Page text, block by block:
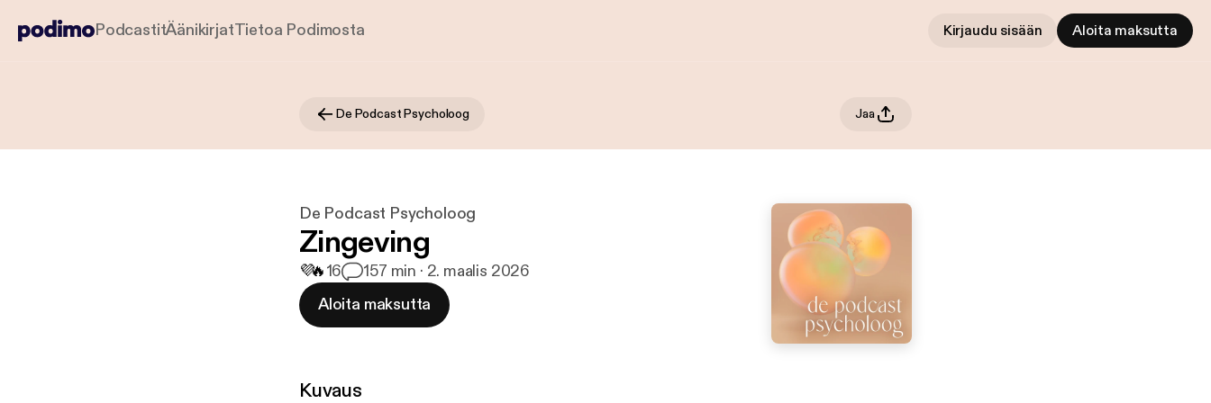
PodcastitÄänikirjatTietoa Podimosta Kirjaudu sisään Aloita maksutta
De Podcast Psycholoog Jaa
De Podcast Psycholoog
Zingeving
💜🔥16 157 min · 2. maalis 2026
Aloita maksutta
Kuvaus